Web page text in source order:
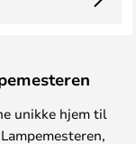
unikke hjem til